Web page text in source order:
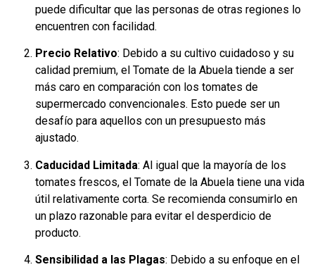
puede dificultar que las personas de otras regiones lo
encuentren con facilidad.
Precio Relativo: Debido a su cultivo cuidadoso y su
calidad premium, el Tomate de la Abuela tiende a ser
más caro en comparación con los tomates de
supermercado convencionales. Esto puede ser un
desafío para aquellos con un presupuesto más
ajustado.
Caducidad Limitada: Al igual que la mayoría de los
tomates frescos, el Tomate de la Abuela tiene una vida
útil relativamente corta. Se recomienda consumirlo en
un plazo razonable para evitar el desperdicio de
producto.
Sensibilidad a las Plagas: Debido a su enfoque en el